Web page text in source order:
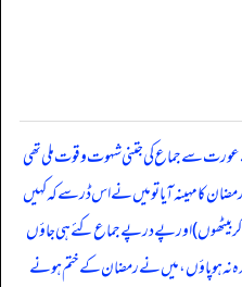
عورت سے جماع کی جتنی شہوت و قوت ملی تھی
کا مہینہ آیا تو میں نے اس ڈر سے کہ کہیں
بیٹھوں) اور پے در پے جماع کئے ہی جاؤں
نہ ہو پاؤں، میں نے رمضان کے ختم ہونے